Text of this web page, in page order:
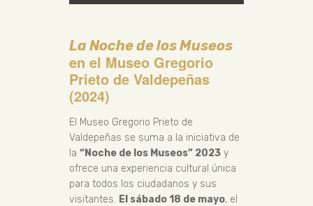
La Noche de los Museos
en el Museo Gregorio
Prieto de Valdepeñas
(2024)
El Museo Gregorio Prieto de
Valdepeñas se suma a la iniciativa de
la “Noche de los Museos” 2023 y
ofrece una experiencia cultural única
para todos los ciudadanos y sus
visitantes. El sábado 18 de mayo, el